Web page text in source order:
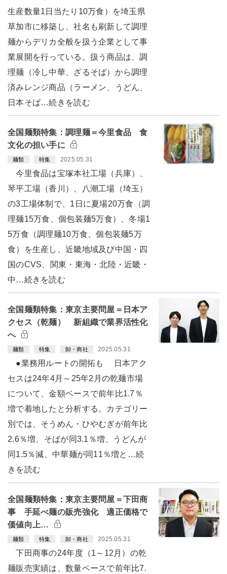
生産数量1日当たり10万食）を埼玉県
草加市に移築し、社名も刷新して調理
麺からデリカ全般を扱う企業として事
業展開を行っている。扱う商品は、調
理麺（冷し中華、ざるそば）から調理
済みレンジ商品（ラーメン、うどん、
日本そば…続きを読む
全国麺類特集：調理麺＝今里食品 食
文化の担い手に
麺類 特集 2025.05.31
今里食品は宝塚本社工場（兵庫）、
琴平工場（香川）、八潮工場（埼玉）
の3工場体制で、1日に夏場20万食（調
理麺15万食、個包装麺5万食）、冬場1
5万食（調理麺10万食、個包装麺5万
食）を生産し、近畿地域及び中国・四
国のCVS、関東・東海・北陸・近畿・
中…続きを読む
全国麺類特集：東京主要問屋＝日本ア
クセス（乾麺） 新組織で業界活性化
へ
麺類 特集 卸・商社 2025.05.31
●業務用ルートの開拓も 日本アク
セスは24年4月～25年2月の乾麺市場
について、金額ベースで前年比1.7％
増で着地したと分析する。カテゴリー
別では、そうめん・ひやむぎが前年比
2.6％増、そばが同3.1％増、うどんが
同1.5％減、中華麺が同11％増と…続
きを読む
全国麺類特集：東京主要問屋＝下田商
事 手延べ麺の販売強化 適正価格で
価値向上…
麺類 特集 卸・商社 2025.05.31
下田商事の24年度（1～12月）の乾
麺販売実績は、数量ベースで前年比7.